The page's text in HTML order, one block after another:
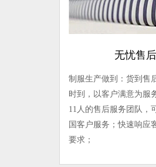
无忧售后
制服生产做到：货到售
时到，以客户满意为服
11人的售后服务团队，
国客户服务；快速响应
要求；